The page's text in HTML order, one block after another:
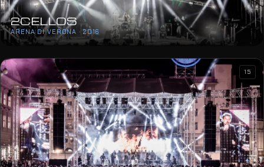
2CELLOS
ARENA DI VERONA · 2016
15